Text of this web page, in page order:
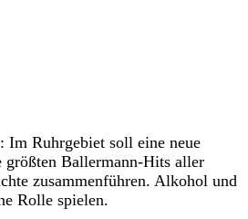
Im Ruhrgebiet soll eine neue
größten Ballermann-Hits aller
zusammenführen. Alkohol und
Rolle spielen.